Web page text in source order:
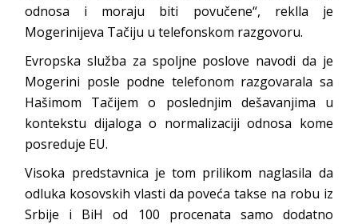
odnosa i moraju biti povučene“, reklla je
Mogerinijeva Tačiju u telefonskom razgovoru.
Evropska služba za spoljne poslove navodi da je
Mogerini posle podne telefonom razgovarala sa
Hašimom Tačijem o poslednjim dešavanjima u
kontekstu dijaloga o normalizaciji odnosa kome
posreduje EU.
Visoka predstavnica je tom prilikom naglasila da
odluka kosovskih vlasti da poveća takse na robu iz
Srbije i BiH od 100 procenata samo dodatno